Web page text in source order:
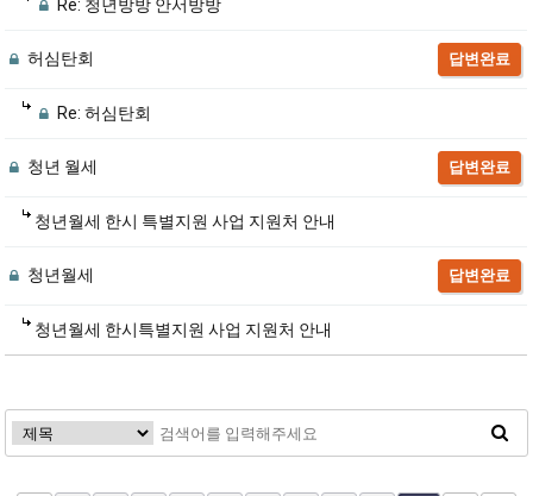
Re: 청년방방 안서방방
허심탄회 답변완료
Re: 허심탄회
청년 월세 답변완료
청년월세 한시 특별지원 사업 지원처 안내
청년월세 답변완료
청년월세 한시특별지원 사업 지원처 안내